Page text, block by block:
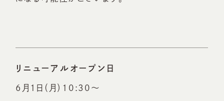
リニューアルオープン日
6月1日（月）10:30～